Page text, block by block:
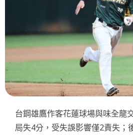
台鋼雄鷹作客花蓮球場與味全龍
局失4分，受失誤影響僅2責失；